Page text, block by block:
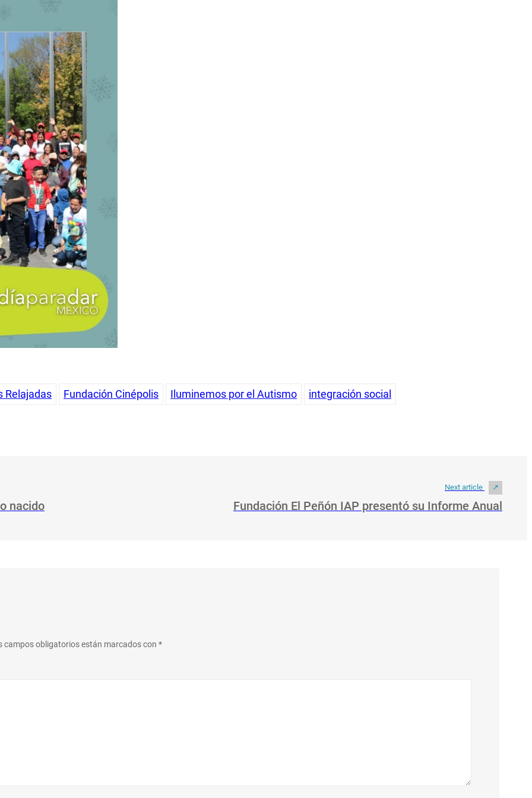
Relajadas Fundación Cinépolis Iluminemos por el Autismo integración social
nacido
Next article
Fundación El Peñón IAP presentó su Informe Anual
campos obligatorios están marcados con*